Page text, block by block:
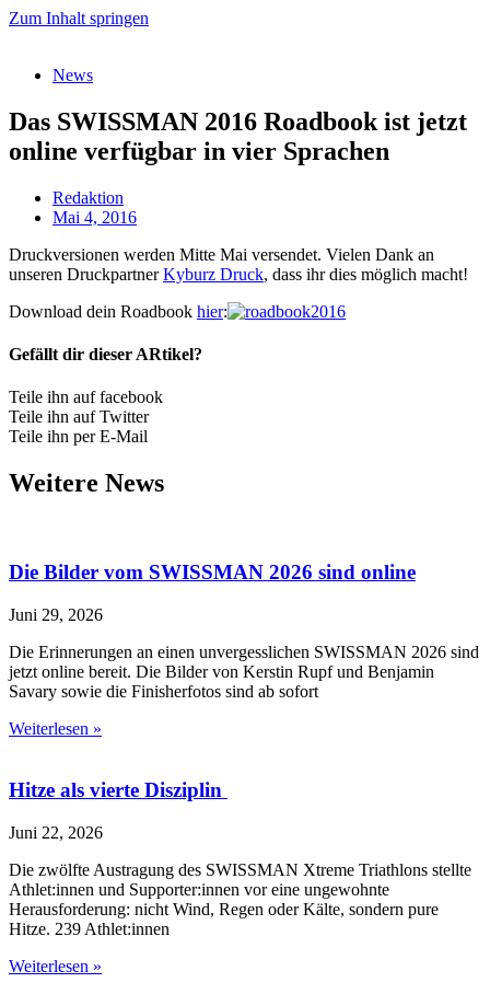
Zum Inhalt springen
News
Das SWISSMAN 2016 Roadbook ist jetzt
online verfügbar in vier Sprachen
Redaktion
Mai 4, 2016
Druckversionen werden Mitte Mai versendet. Vielen Dank an
unseren DruckpartnerKyburz Druck, dass ihr dies möglich macht!
Download dein Roadbook hier:
Gefällt dir dieser ARtikel?
Teile ihn auf facebook
Teile ihn auf Twitter
Teile ihn per E-Mail
Weitere News
Die Bilder vom SWISSMAN 2026 sind online
Juni 29, 2026
Die Erinnerungen an einen unvergesslichen SWISSMAN 2026 sind
jetzt online bereit. Die Bilder von Kerstin Rupf und Benjamin
Savary sowie die Finisherfotos sind ab sofort
Weiterlesen »
Hitze als vierte Disziplin
Juni 22, 2026
Die zwölfte Austragung des SWISSMAN Xtreme Triathlons stellte
Athlet:innen und Supporter:innen vor eine ungewohnte
Herausforderung: nicht Wind, Regen oder Kälte, sondern pure
Hitze. 239 Athlet:innen
Weiterlesen »